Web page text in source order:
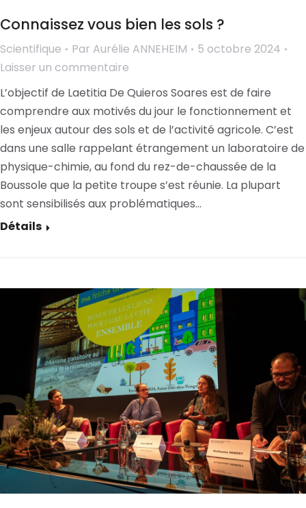
Connaissez vous bien les sols ?
Scientifique Par Aurélie ANNEHEIM
5 octobre 2024
Laisser un commentaire
L’objectif de Laetitia De Quieros Soares est de faire
comprendre aux motivés du jour le fonctionnement et
les enjeux autour des sols et de l’activité agricole. C’est
dans une salle rappelant étrangement un laboratoire de
physique-chimie, au fond du rez-de-chaussée de la
Boussole que la petite troupe s’est réunie. La plupart
sont sensibilisés aux problématiques…
Détails